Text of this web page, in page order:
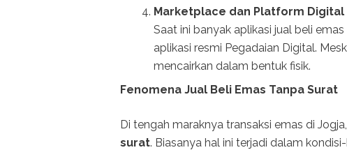
Marketplace dan Platform Digital
Saat ini banyak aplikasi jual beli
aplikasi resmi Pegadaian Digital.
mencairkan dalam bentuk fisik.
Fenomena Jual Beli Emas Tanpa Surat
Di tengah maraknya transaksi emas di
surat. Biasanya hal ini terjadi dalam